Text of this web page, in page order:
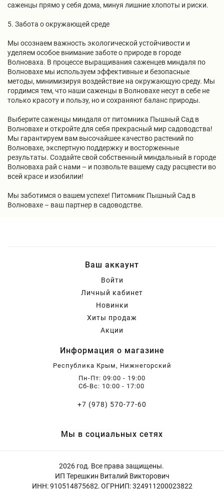
саженцы прямо у себя дома, минуя лишние хлопоты и риски.
5. Забота о окружающей среде
Мы осознаем важность экологической устойчивости и
уделяем особое внимание заботе о природе в городе
Волноваха. В процессе выращивания саженцев миндаля по
Волновахе мы используем эффективные и безопасные
методы, минимизируя воздействие на окружающую среду. Мы
гордимся тем, что наши саженцы в Волновахе несут в себе не
только красоту и пользу, но и сохраняют баланс природы.
Выберите саженцы миндаля от питомника Пышный Сад в
Волновахе и откройте для себя прекрасный мир садоводства!
Мы гарантируем вам высочайшее качество растений по
Волновахе, экспертную поддержку и восторженные
результаты. Создайте свой собственный миндальный в городе
Волноваха рай с нами – и позвольте вашему саду расцвести во
всей красе и изобилии!
Мы заботимся о вашем успехе! Питомник Пышный Сад в
Волновахе – ваш партнер в садоводстве.
Ваш аккаунт
Войти
Личный кабинет
Новинки
Хиты продаж
Акции
Информация о магазине
Республика Крым, Нижнегорский
Пн-Пт: 09:00 - 19:00
Сб-Вс: 10:00 - 17:00
+7 (978) 570-77-60
Мы в социальных сетях
2026 год. Все права защищены.
ИП Терешкин Виталий Викторович
ИНН: 910514875682, ОГРНИП: 324911200023822